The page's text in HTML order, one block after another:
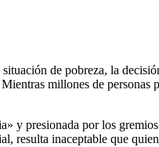
de pobreza, la
millones de
y presionada por los
resulta inaceptable que